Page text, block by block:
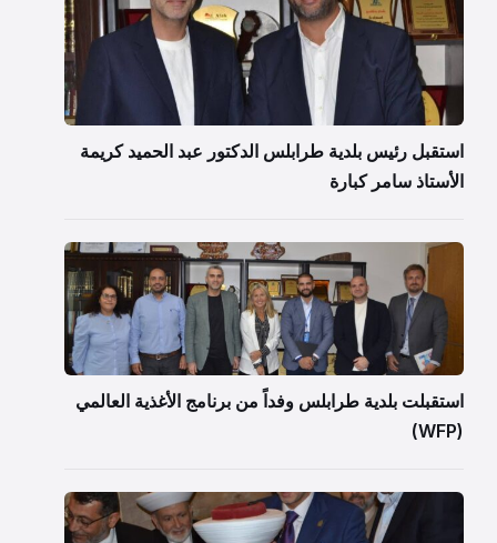
استقبل رئيس بلدية طرابلس الدكتور عبد الحميد كريمة
الأستاذ سامر كبارة
استقبلت بلدية طرابلس وفداً من برنامج الأغذية العالمي
(WFP)